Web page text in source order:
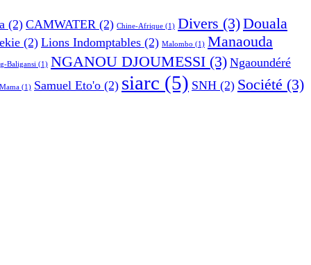
(2) CAMWATER (2) Chine-Afrique (1) Divers (3)Douala
(2) Lions Indomptables (2) Malombo (1) Manaouda
Baligansi (1) NGANOU DJOUMESSI (3) Ngaoundéré
(1) Samuel Eto'o (2) siarc (5) SNH (2) Société (3)